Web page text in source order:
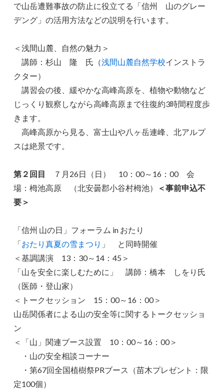
で山岳遭難事故の防止に役立てる「信州 山のグレー
デング」の活用方法などの説明を行います。
＜浅間山麓、自然の魅力＞
講師：杉山 隆 氏（浅間山麓自然学校インストラ
クター）
講習会の後、緩やかな高峰高原を、植物や動物など
じっくり観察しながら高峰高原まで往復約3時間程度歩
きます。
高峰高原から見る、富士山や八ヶ岳連峰、北アルプ
スは絶景です。
第２回目
７月26日（日） 10：00～16：00 会
場：栂池高原 （北安曇郡小谷村栂池）
＜事前申込不
要＞
「信州 山の日」フォーラム in おたり
「おたり真夏の雪まつり 」 と同時開催
＜基調講演 13：30～14：45＞
「山を安全に楽しむために」 講師：橋本 しをり氏
（医師・登山家）
＜トークセッション 15：00～16：00＞
山岳関係者による山の安全等に関するトークセッショ
ン
＜「山」関連ブース設置 10：00～16：00＞
・山の安全相談コーナー
・第67回全国植樹祭PRブース（苗木プレゼント：限
定100個）